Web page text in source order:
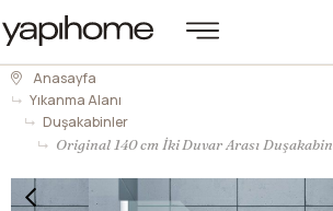
Anasayfa
Yıkanma Alanı
Duşakabinler
Original 140 cm İki Duvar Arası Duşakabin